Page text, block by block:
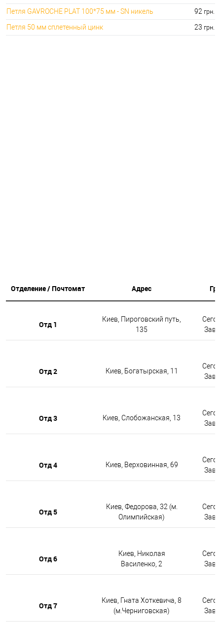
Петля GAVROCHE PLAT 100*75 мм - SN никель 92 грн.
Петля 50 мм сплетенный цинк 23 грн.
Отделение / Почтомат Адрес
Отд 1
Киев, Пироговский путь,
135
Отд 2 Киев, Богатырская, 11
Отд 3 Киев, Слобожанская, 13
Отд 4 Киев, Верховинная, 69
Отд 5
Киев, Федорова, 32 (м.
Олимпийская)
Отд 6
Киев, Николая
Василенко, 2
Отд 7
Киев, Гната Хоткевича, 8
(м.Черниговская)